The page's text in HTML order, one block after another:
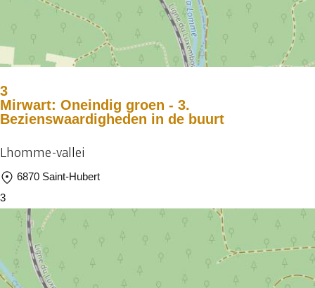
3
Mirwart: Oneindig groen - 3.
Bezienswaardigheden in de buurt
Lhomme-vallei
6870 Saint-Hubert
3